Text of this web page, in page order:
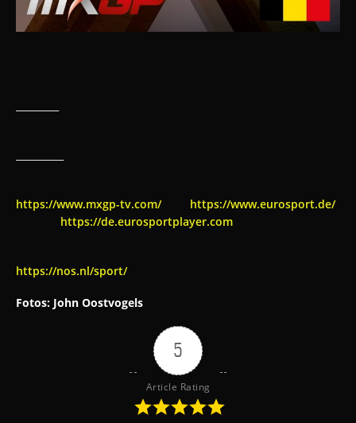
https://www.mxgp-tv.com/
https://www.eurosport.de/
https://de.eurosportplayer.com
https://nos.nl/sport/
Fotos: John Oostvogels
5
Article Rating